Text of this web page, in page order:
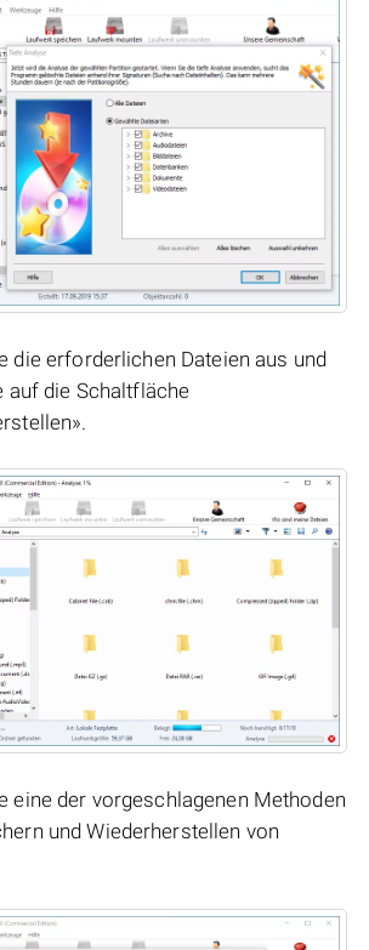
die erforderlichen Dateien aus und
auf die Schaltfläche
eine der vorgeschlagenen Methoden
und Wiederherstellen von